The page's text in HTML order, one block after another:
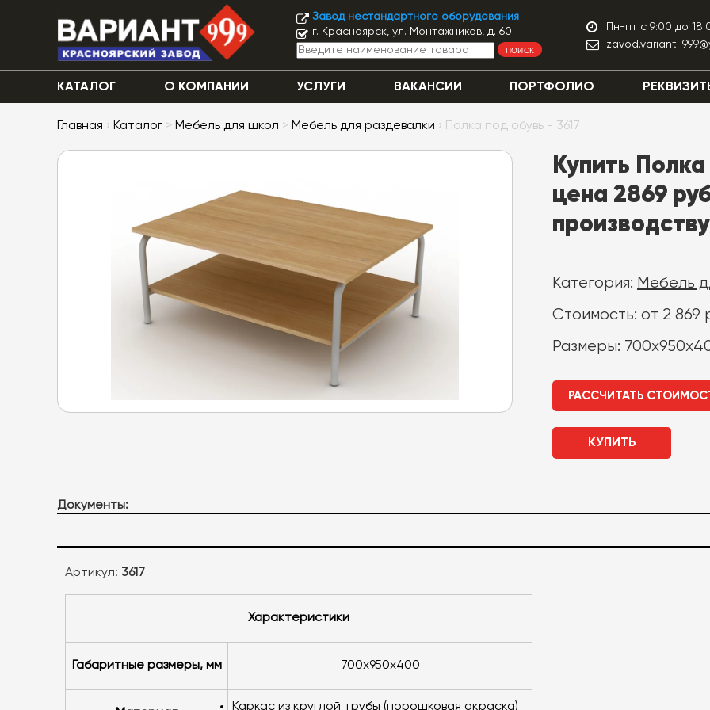
Завод нестандартного оборудования
г. Красноярск, ул. Монтажников, д. 60
ПОИСК
Пн-пт с 9:00 до
zavod.variant-
КАТАЛОГ О КОМПАНИИ УСЛУГИ ВАКАНСИИ ПОРТФОЛИО
Главная › Каталог > Мебель для школ > Мебель для раздевалки › Полка под обувь - 3617
Купить
цена 2869
Категория: Мебель
Стоимость: от 2 869
Размеры:
РАССЧИТАТЬ
КУПИТЬ
Документы:
Артикул: 3617
характеристики
Габаритные размеры, мм 700х950х400
каркас из круглой трубы (порошковая окраска)